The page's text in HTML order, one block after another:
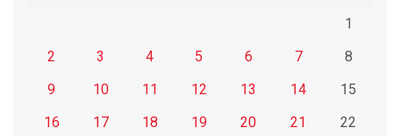
1
2
3 4 5 6 7
8
9
10 11 12 13 14
15
16
17 18 19 20 21
22